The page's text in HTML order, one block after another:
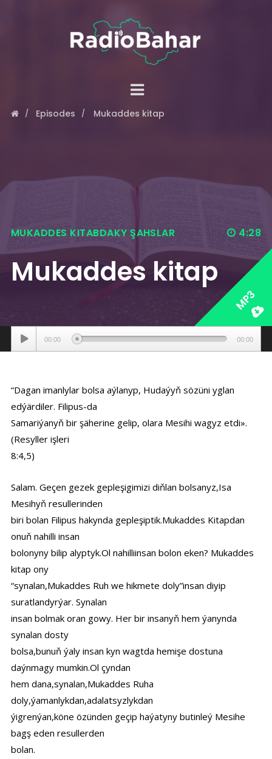
Episodes Mukaddes kitap
MUKADDES KITABDAKY ŞAHSLAR 4:28
Mukaddes kitap
MP3
Аудиоплеер
00:00 00:00
“Dagan imanlylar bolsa aýlanyp, Hudaýyň sözüni yglan
edýärdiler. Filipus-da
Samariýanyň bir şäherine gelip, olara Mesihi wagyz etdi».
(Resyller işleri
8:4,5)
Salam. Geçen gezek gepleşigimizi diňlan bolsanyz,Isa
Mesihyň resullerinden
biri bolan Filipus hakynda gepleşiptik.Mukaddes Kitapdan
onuň nahilli insan
bolonyny bilip alyptyk.Ol nahilliinsan bolon eken? Mukaddes
kitap ony
“synalan,Mukaddes Ruh we hikmete doly”insan diyip
suratlandyrýar. Synalan
insan bolmak oran gowy. Her bir insanyň hem ýanynda
synalan dosty
bolsa,bunuň ýaly insan kyn wagtda hemişe dostuna
daýnmagy mumkin.Ol çyndan
hem dana,synalan,Mukaddes Ruha
doly,ýamanlykdan,adalatsyzlykdan
ýigrenýan,köne özünden geçip haýatyny butinleý Mesihe
bagş eden resullerden
bolan.